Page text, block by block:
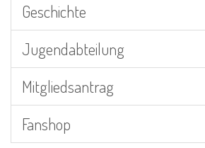
Geschichte
Jugendabteilung
Mitgliedsantrag
Fanshop